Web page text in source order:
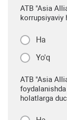
ATB "Asia
korrupsiyaviy
Ha
Yo'q
ATB "Asia
holatlarga